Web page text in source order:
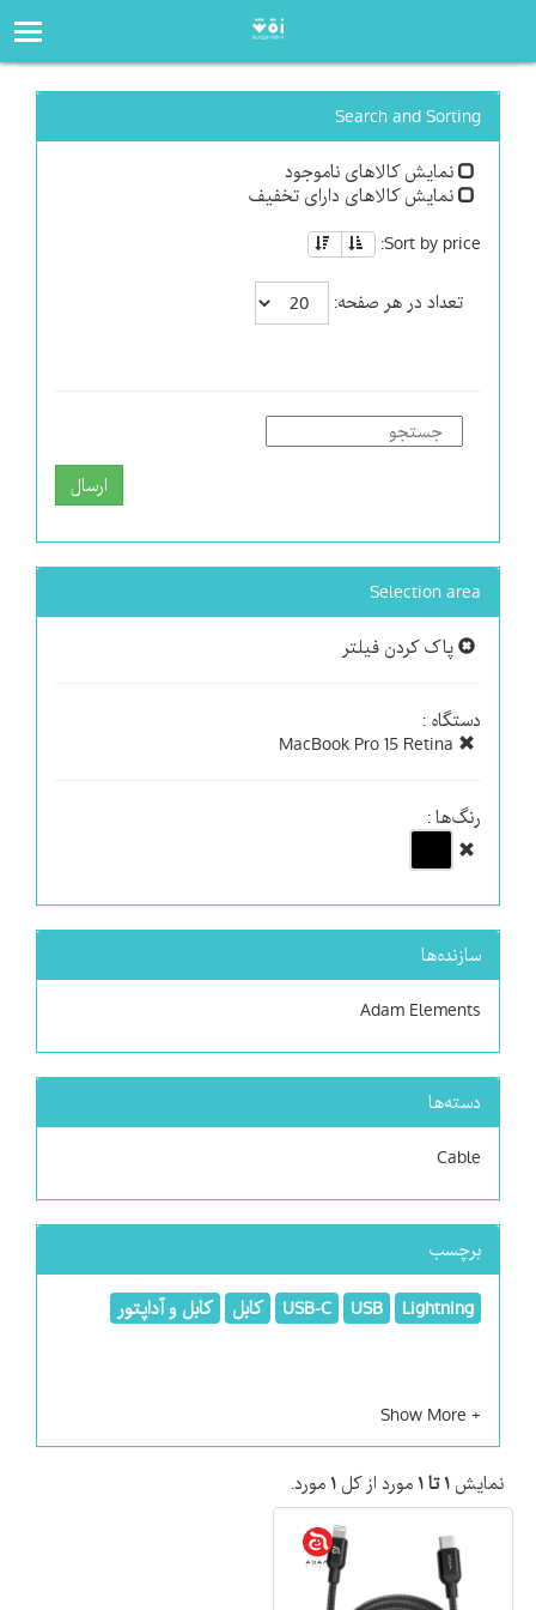
Search and Sorting
نمایش کالاهای ناموجود
نمایش کالاهای دارای تخفیف
Sort by price:
تعداد در هر صفحه:
ارسال
Selection area
پاک کردن فیلتر
دستگاه :
رنگ‌ها :
سازنده‌ها
Adam Elements
دسته‌ها
Cable
برچسب
Lightning
USB
USB-C کابل کابل و آداپتور
نمایش ۱ تا ۱ مورد از کل ۱ مورد.